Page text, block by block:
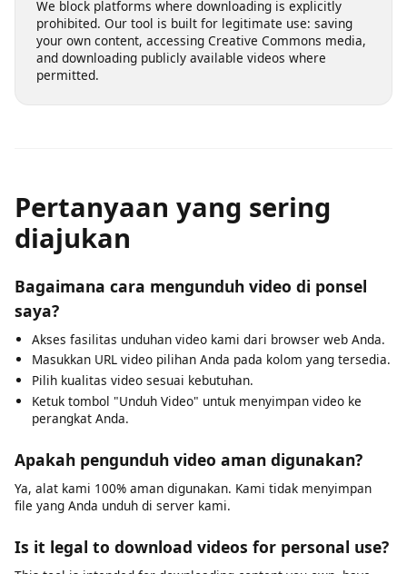
(360p, 480p) to high definition (720p, 1080p) and even
4K where available. You can also extract audio-only MP3
files from any video.
your own content, accessing Creative Commons media,
and downloading publicly available videos where
permitted.
Pertanyaan yang sering
diajukan
Bagaimana cara mengunduh video di ponsel
saya?
Akses fasilitas unduhan video kami dari browser web Anda.
Pilih kualitas video sesuai kebutuhan.